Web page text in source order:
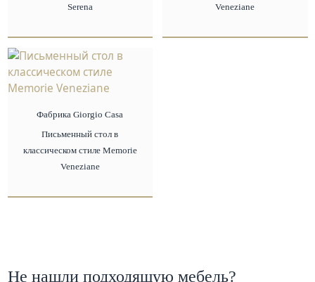
Serena
Veneziane
Фабрика Giorgio Сasa
Письменный стол в
классическом стиле Memorie
Veneziane
Не нашли подходящую мебель?